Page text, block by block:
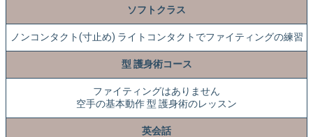
ソフトクラス
ノンコンタクト(寸止め) ライトコンタクトでファイティングの練習
型 護身術コース
ファイティングはありません
空手の基本動作 型 護身術のレッスン
英会話